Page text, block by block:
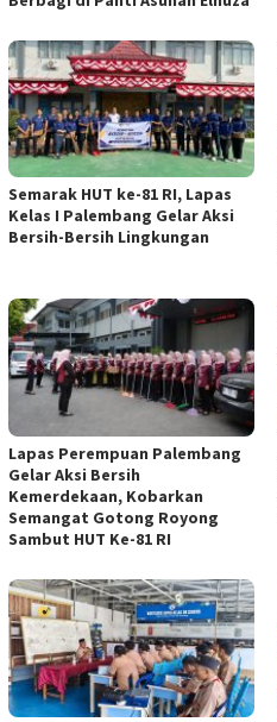
Semarak HUT ke-81 RI, Lapas
Kelas I Palembang Gelar Aksi
Bersih-Bersih Lingkungan
Lapas Perempuan Palembang
Gelar Aksi Bersih
Kemerdekaan, Kobarkan
Semangat Gotong Royong
Sambut HUT Ke-81 RI